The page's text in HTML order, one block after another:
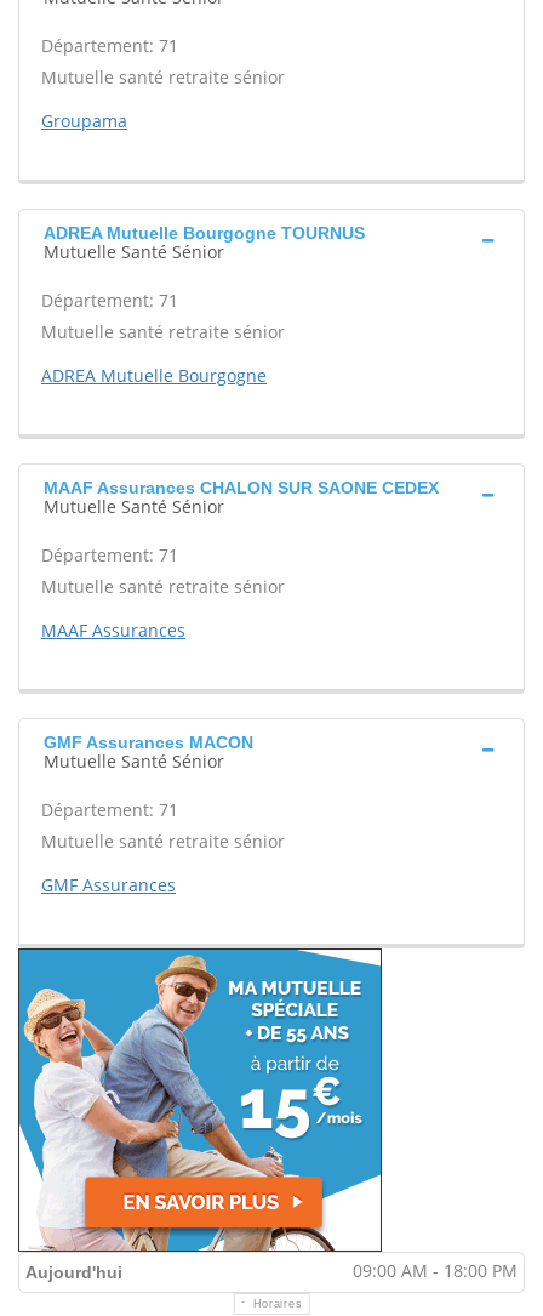
Département: 71
Mutuelle santé retraite sénior
Groupama
ADREA Mutuelle Bourgogne TOURNUS
Mutuelle Santé Sénior
Département: 71
Mutuelle santé retraite sénior
ADREA Mutuelle Bourgogne
MAAF Assurances CHALON SUR SAONE CEDEX
Mutuelle Santé Sénior
Département: 71
Mutuelle santé retraite sénior
MAAF Assurances
GMF Assurances MACON
Mutuelle Santé Sénior
Département: 71
Mutuelle santé retraite sénior
GMF Assurances
Aujourd'hui 09:00 AM - 18:00 PM
Horaires